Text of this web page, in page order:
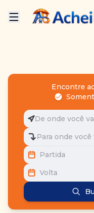
Encontre
De onde você
Para onde você
Partida
Volta